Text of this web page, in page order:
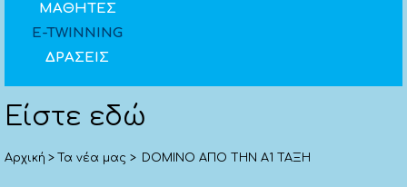
ΜΑΘΗΤΕΣ
E-TWINNING
ΔΡΑΣΕΙΣ
Είστε εδώ
Αρχική > Τα νέα μας > DOMINO ΑΠΟ ΤΗΝ Α1 ΤΑΞΗ
δυσλεξία